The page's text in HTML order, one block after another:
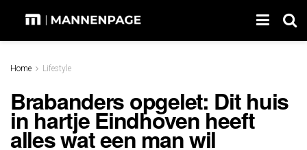
Home Lifestyle
Brabanders opgelet: Dit huis
in hartje Eindhoven heeft
alles wat een man wil